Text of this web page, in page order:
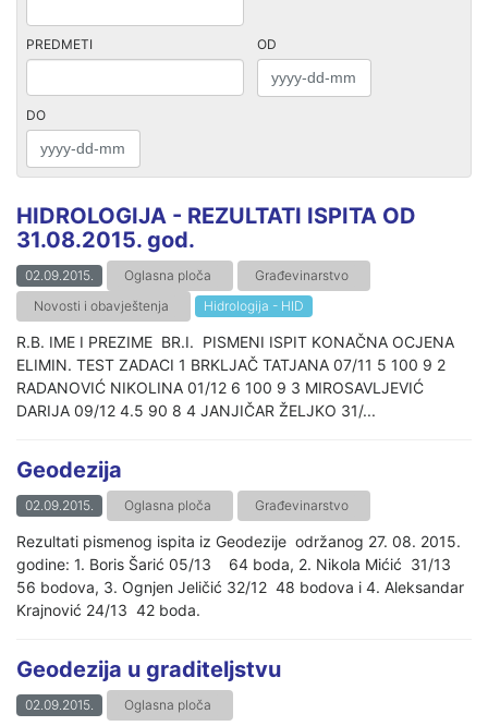
PREDMETI OD
DO
HIDROLOGIJA - REZULTATI ISPITA OD
31.08.2015. god.
02.09.2015. Oglasna ploča
Građevinarstvo
Novosti i obavještenja
Hidrologija - HID
R.B. IME I PREZIME BR.I. PISMENI ISPIT KONAČNA OCJENA
ELIMIN. TEST ZADACI 1 BRKLJAČ TATJANA 07/11 5 100 9 2
RADANOVIĆ NIKOLINA 01/12 6 100 9 3 MIROSAVLJEVIĆ
DARIJA 09/12 4.5 90 8 4 JANJIČAR ŽELJKO 31/...
Geodezija
02.09.2015. Oglasna ploča Građevinarstvo
Rezultati pismenog ispita iz Geodezije održanog 27. 08. 2015.
godine: 1. Boris Šarić 05/13 64 boda, 2. Nikola Mićić 31/13
56 bodova, 3. Ognjen Jeličić 32/12 48 bodova i 4. Aleksandar
Krajnović 24/13 42 boda.
Geodezija u graditeljstvu
02.09.2015. Oglasna ploča